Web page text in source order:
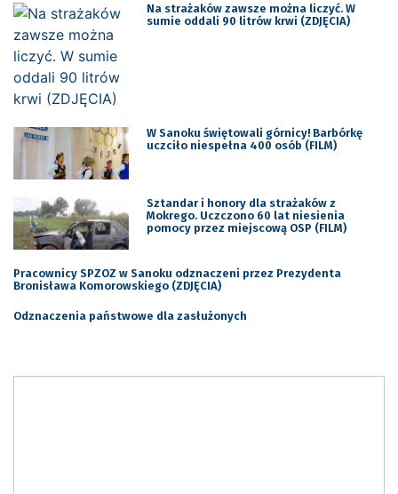
Na strażaków zawsze można liczyć. W
sumie oddali 90 litrów krwi (ZDJĘCIA)
W Sanoku świętowali górnicy! Barbórkę
uczciło niespełna 400 osób (FILM)
Sztandar i honory dla strażaków z
Mokrego. Uczczono 60 lat niesienia
pomocy przez miejscową OSP (FILM)
Pracownicy SPZOZ w Sanoku odznaczeni przez Prezydenta
Bronisława Komorowskiego (ZDJĘCIA)
Odznaczenia państwowe dla zasłużonych